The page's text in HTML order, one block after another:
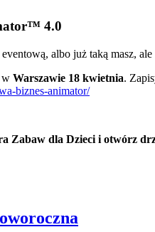
4.0
albo już taką masz,
w Warszawie 18 kwietnia.
biznes-animator/
Zabaw dla Dzieci i otwórz